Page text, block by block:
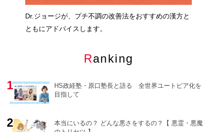
Dr.ジョージが、プチ不調の改善法をおすすめの漢方と
ともにアドバイスします。
Ranking
HS政経塾・原口塾長と語る 全世界ユートピア化を
目指して
本当にいるの？ どんな悪さをするの？【 悪霊・悪魔